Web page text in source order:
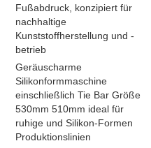
Fußabdruck, konzipiert für
nachhaltige
Kunststoffherstellung und -
betrieb
Geräuscharme
Silikonformmaschine
einschließlich Tie Bar Größe
530mm 510mm ideal für
ruhige und Silikon-Formen
Produktionslinien